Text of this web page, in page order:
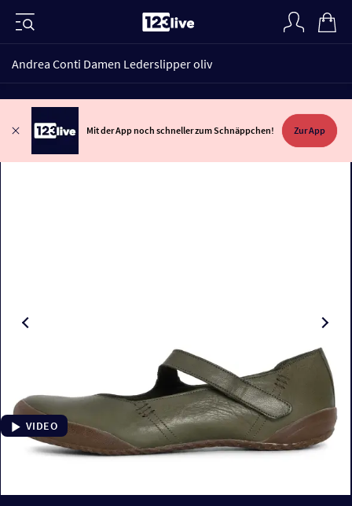
Andrea Conti Damen Lederslipper oliv
Mit der App noch schneller zum Schnäppchen! Zur App
VIDEO